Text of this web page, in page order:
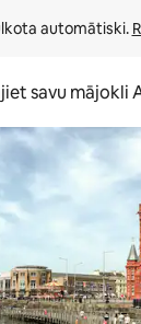
automātiski.
savu mājokli